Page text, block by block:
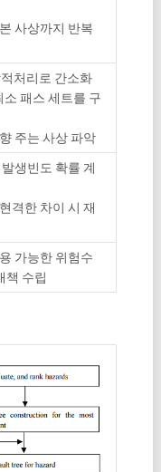
사상까지 반복
처리로 간소화
소 패스 세트를 구
주는 사상 파악
생빈도 확률 계
격한 차이 시 재
가능한 위험수
책 수립